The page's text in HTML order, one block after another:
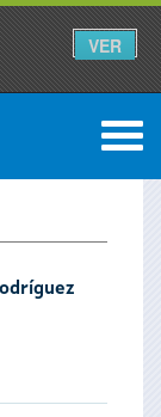
VER
0